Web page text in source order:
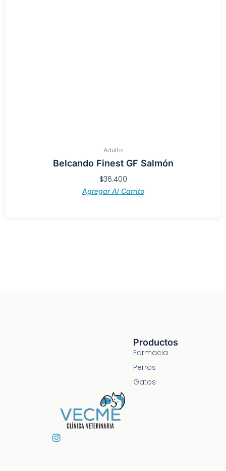
Adulto
Belcando Finest GF Salmón
$36.400
Agregar Al Carrito
I
Productos
Farmacia
Perros
Gatos